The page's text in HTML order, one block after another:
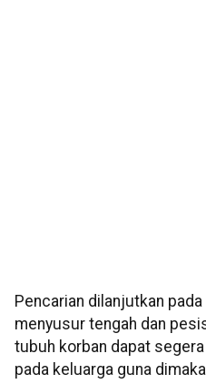
Pencarian dilanjutkan
menyusur tengah dan
tubuh korban dapat
pada keluarga guna